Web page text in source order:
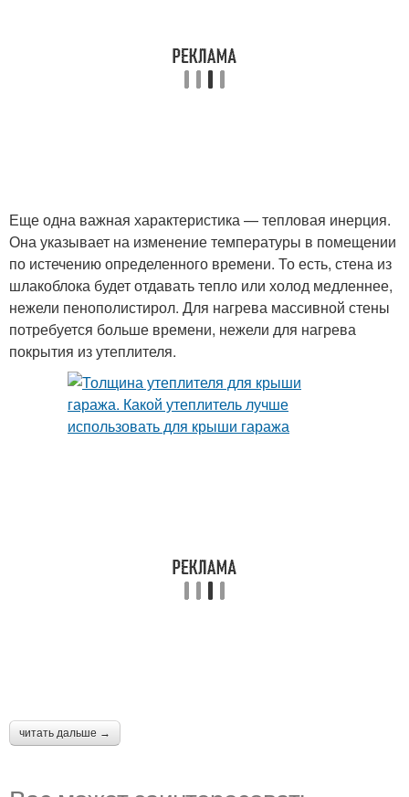
Еще одна важная характеристика — тепловая инерция.
Она указывает на изменение температуры в помещении
по истечению определенного времени. То есть, стена из
шлакоблока будет отдавать тепло или холод медленнее,
нежели пенополистирол. Для нагрева массивной стены
потребуется больше времени, нежели для нагрева
покрытия из утеплителя.
читать дальше →